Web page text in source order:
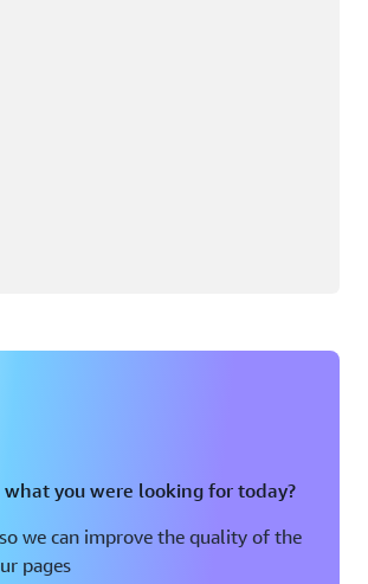
you were looking for today?
we can improve the quality of the
pages